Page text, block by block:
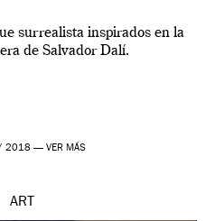
surrealista inspirados en la
de Salvador Dalí.
2018 — VER MÁS
ART